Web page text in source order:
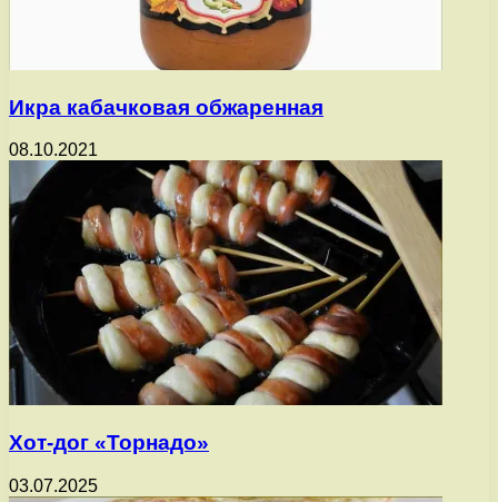
Икра кабачковая обжаренная
08.10.2021
Хот-дог «Торнадо»
03.07.2025